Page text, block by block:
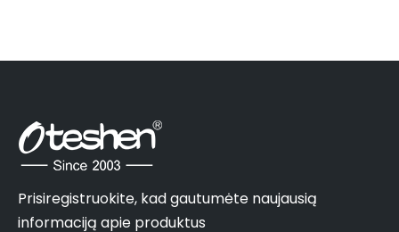
Prisiregistruokite, kad gautumėte naujausią
informaciją apie produktus